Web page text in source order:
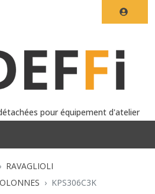
pour équipement d'atelier
RAVAGLIOLI
KPS306C3K